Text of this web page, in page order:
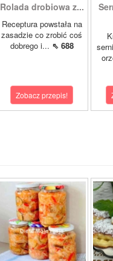
Rolada drobiowa z...
Receptura powstała na
zasadzie co zrobić coś
dobrego i... ⇖ 688
Zobacz przepis!